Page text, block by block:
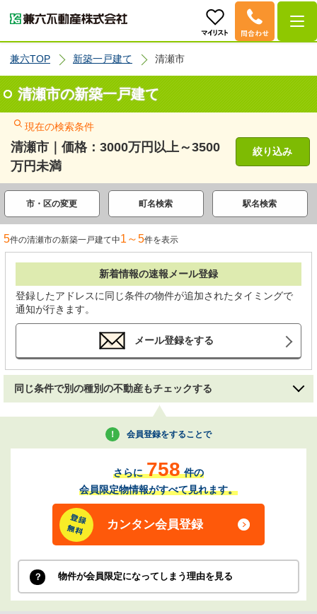
兼六TOP 新築一戸建て 清瀬市
清瀬市の新築一戸建て
現在の検索条件
清瀬市｜価格：3000万円以上～3500
万円未満
絞り込み
市・区の変更 町名検索 駅名検索
5件の清瀬市の新築一戸建て中1～5件を表示
新着情報の速報メール登録
登録したアドレスに同じ条件の物件が追加されたタイミングで
通知が行きます。
メール登録をする
同じ条件で別の種別の不動産もチェックする
会員登録をすることで
さらに 758 件の
会員限定物情報がすべて見れます。
カンタン会員登録
物件が会員限定になってしまう理由を見る